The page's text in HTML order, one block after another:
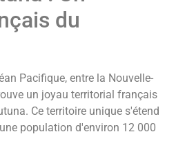
du
Pacifique, entre la Nouvelle-
un joyau territorial français
Ce territoire unique s'étend
population d'environ 12 000